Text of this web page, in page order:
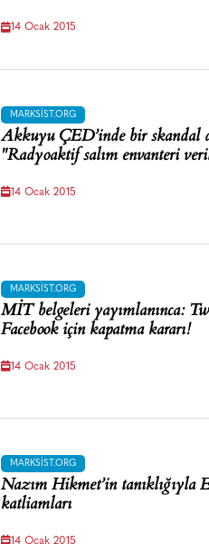
14 Ocak 2015
MARKSIST.ORG
Akkuyu ÇED’inde bir skandal
"Radyoaktif salım envanteri
14 Ocak 2015
MARKSIST.ORG
MİT belgeleri yayımlanınca:
Facebook için kapatma kararı!
14 Ocak 2015
MARKSIST.ORG
Nazım Hikmet’in tanıklığıyla
katliamları
14 Ocak 2015